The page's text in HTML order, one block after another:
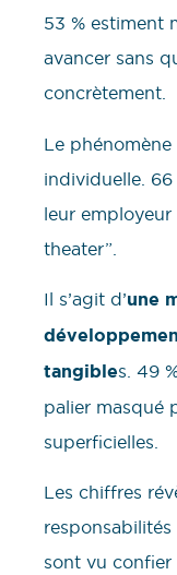
53 % estiment
avancer sans
concrètement.
Le
individuelle.
leur
theater”.
Il s’agit d’une
tangibles. 49
palier masqué
superficielles.
Les chiffres
responsabilités
sont vu confier